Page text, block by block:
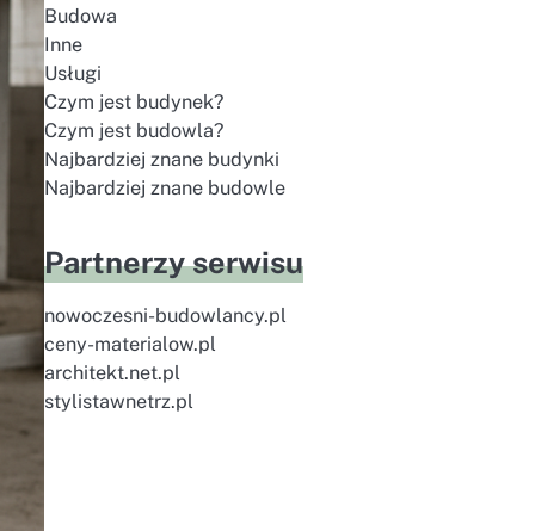
Budowa
Inne
Usługi
Czym jest budynek?
Czym jest budowla?
Najbardziej znane budynki
Najbardziej znane budowle
Partnerzy serwisu
nowoczesni-budowlancy.pl
ceny-materialow.pl
architekt.net.pl
stylistawnetrz.pl